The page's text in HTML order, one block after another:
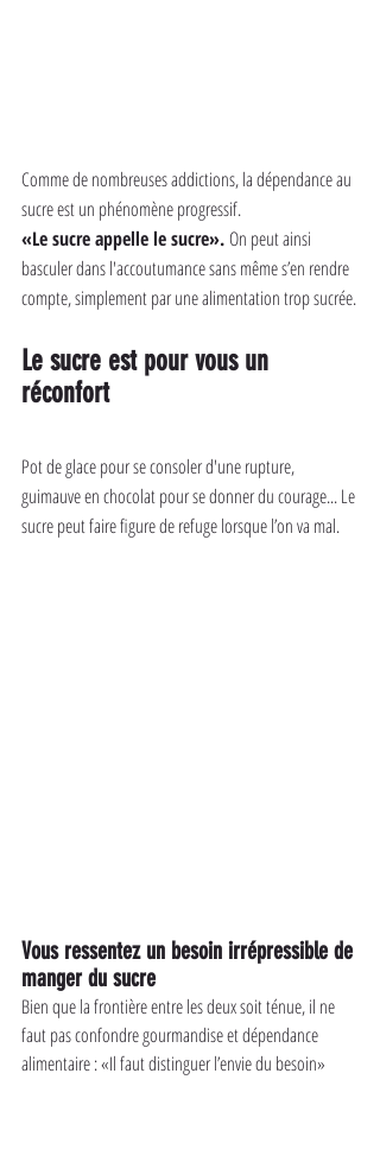
Comme de nombreuses addictions, la dépendance au
sucre est un phénomène progressif.
«Le sucre appelle le sucre». On peut ainsi
basculer dans l'accoutumance sans même s’en rendre
compte, simplement par une alimentation trop sucrée.
Le sucre est pour vous un
réconfort
Pot de glace pour se consoler d'une rupture,
guimauve en chocolat pour se donner du courage... Le
sucre peut faire figure de refuge lorsque l’on va mal.
Vous ressentez un besoin irrépressible de
manger du sucre
Bien que la frontière entre les deux soit ténue, il ne
faut pas confondre gourmandise et dépendance
alimentaire : «Il faut distinguer l’envie du besoin»